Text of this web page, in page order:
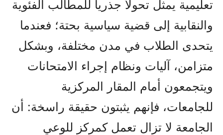
تعليمية يمثل تحولاً جذرياً للمطالب الفئوية
والنقابية إلى قضية سياسية بحتة؛ فعندما
يتحدى الطلاب في مدن مختلفة، وبشكل
متزامن، آليات ونظام إجراء الامتحانات
ويتجمعون أمام المقار المركزية
للجامعات، فإنهم يثبتون حقيقة راسخة: أن
الجامعة لا تزال تعمل كمركز للوعي